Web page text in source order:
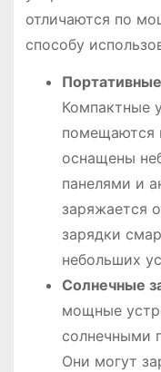
отличаются по
способу
Компактные
помещаются
оснащены
панелями и
заряжается
зарядки
небольших
Солнечные
мощные
солнечными
Они могут